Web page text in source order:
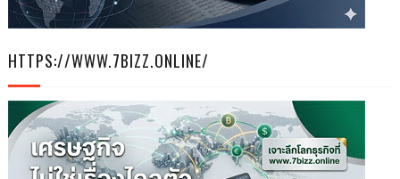
HTTPS://WWW.7BIZZ.ONLINE/